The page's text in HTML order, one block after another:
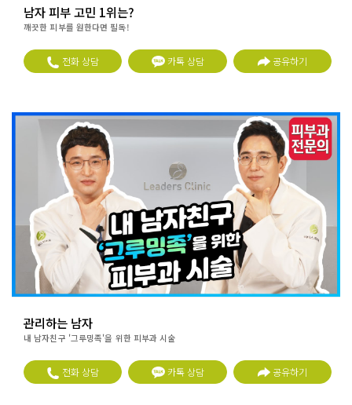
남자 피부 고민 1위는?
깨끗한 피부를 원한다면 필독!
전화 상담 카톡 상담 공유하기
관리하는 남자
내 남자친구 '그루밍족'을 위한 피부과 시술
전화 상담 카톡 상담 공유하기